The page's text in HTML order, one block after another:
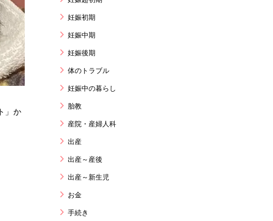
」か
妊娠初期
妊娠中期
妊娠後期
体のトラブル
妊娠中の暮らし
胎教
産院・産婦人科
出産
出産～産後
出産～新生児
お金
手続き